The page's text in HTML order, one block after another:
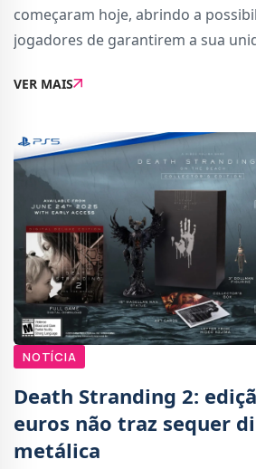
começaram hoje, abrindo a
jogadores de garantirem a sua
2025.É altamente improvável que
VER MAIS
NOTÍCIA
Death Stranding 2:
euros não traz sequer
metálica